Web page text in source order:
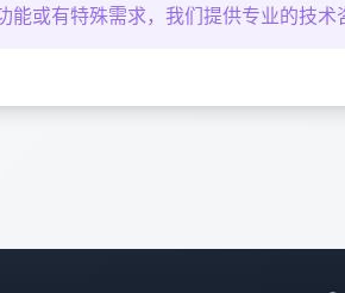
能或有特殊需求，我们提供专业的技术